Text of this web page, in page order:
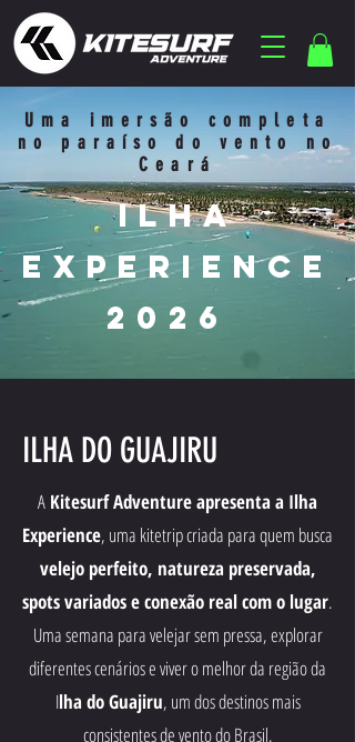
Uma imersão completa
no paraíso do vento no
Ceará
iLHA
EXPERIENCE
2026
ILHA DO GUAJIRU
A Kitesurf Adventure apresenta a Ilha
Experience, uma kitetrip criada para quem busca
velejo perfeito, natureza preservada,
spots variados e conexão real com o lugar.
Uma semana para velejar sem pressa, explorar
diferentes cenários e viver o melhor da região da
Ilha do Guajiru, um dos destinos mais
consistentes de vento do Brasil.